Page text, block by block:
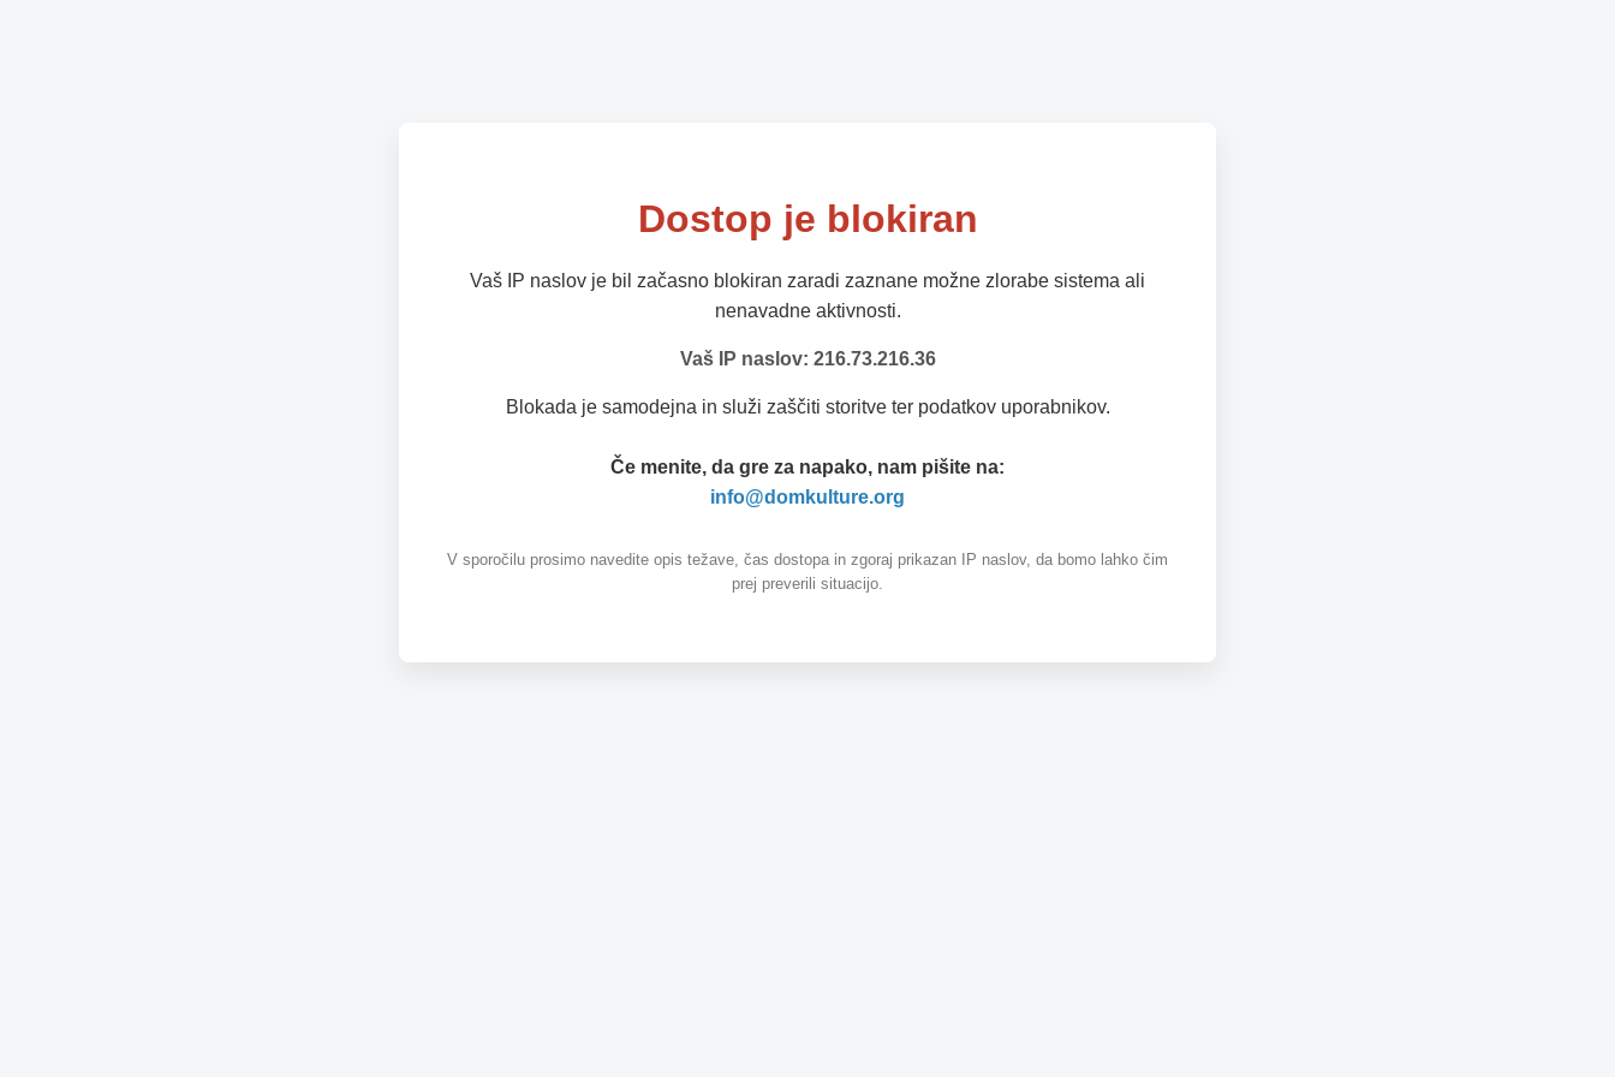
Dostop je blokiran
Vaš IP naslov je bil začasno blokiran zaradi zaznane možne zlorabe sistema ali
nenavadne aktivnosti.
Vaš IP naslov: 216.73.216.36
Blokada je samodejna in služi zaščiti storitve ter podatkov uporabnikov.
Če menite, da gre za napako, nam pišite na:
info@domkulture.org
V sporočilu prosimo navedite opis težave, čas dostopa in zgoraj prikazan IP naslov, da bomo lahko čim
prej preverili situacijo.